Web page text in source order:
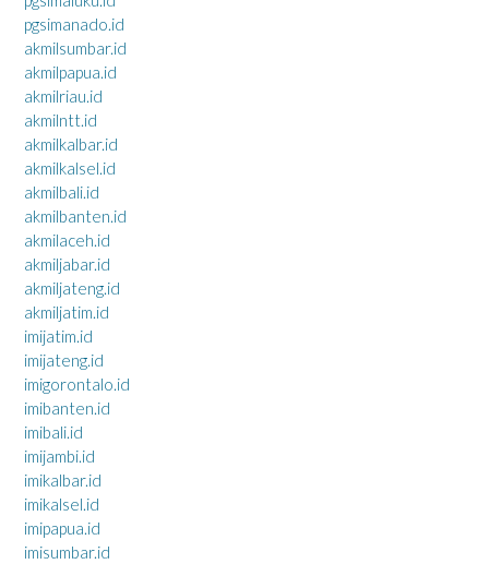
pgsimanado.id
akmilsumbar.id
akmilpapua.id
akmilriau.id
akmilntt.id
akmilkalbar.id
akmilkalsel.id
akmilbali.id
akmilbanten.id
akmilaceh.id
akmiljabar.id
akmiljateng.id
akmiljatim.id
imijatim.id
imijateng.id
imigorontalo.id
imibanten.id
imibali.id
imijambi.id
imikalbar.id
imikalsel.id
imipapua.id
imisumbar.id